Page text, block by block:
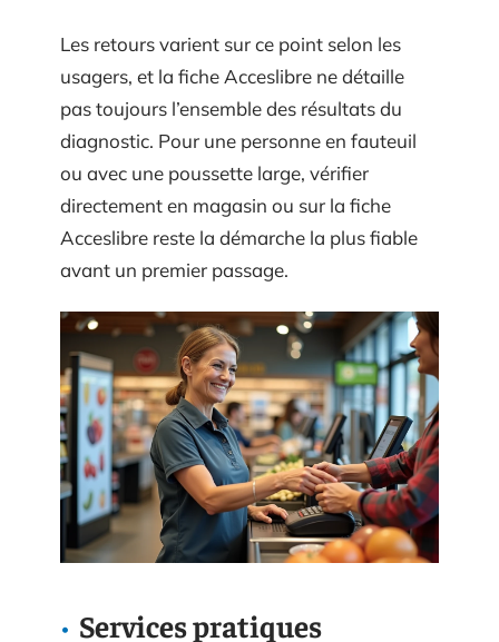
Les retours varient sur ce point selon les
usagers, et la fiche Acceslibre ne détaille
pas toujours l’ensemble des résultats du
diagnostic. Pour une personne en fauteuil
ou avec une poussette large, vérifier
directement en magasin ou sur la fiche
Acceslibre reste la démarche la plus fiable
avant un premier passage.
Services pratiques